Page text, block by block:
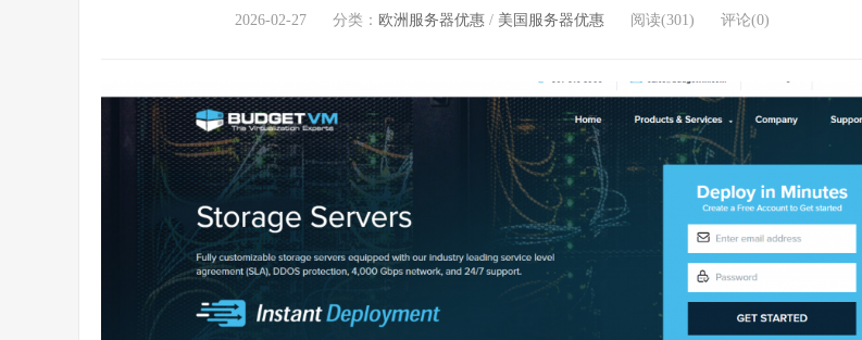
2026-02-27 分类： 欧洲服务器优惠 / 美国服务器优惠 阅读(301) 评论(0)